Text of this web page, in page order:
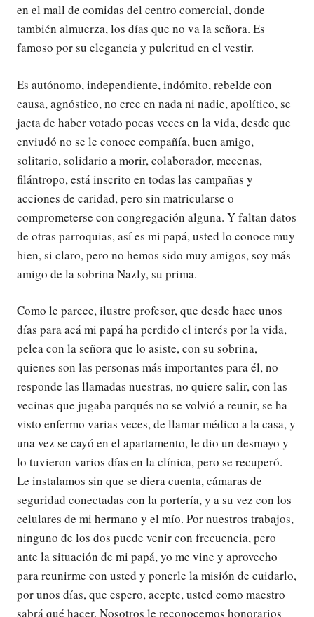
en el mall de comidas del centro comercial, donde
también almuerza, los días que no va la señora. Es
famoso por su elegancia y pulcritud en el vestir.
Es autónomo, independiente, indómito, rebelde con
causa, agnóstico, no cree en nada ni nadie, apolítico, se
jacta de haber votado pocas veces en la vida, desde que
enviudó no se le conoce compañía, buen amigo,
solitario, solidario a morir, colaborador, mecenas,
filántropo, está inscrito en todas las campañas y
acciones de caridad, pero sin matricularse o
comprometerse con congregación alguna. Y faltan datos
de otras parroquias, así es mi papá, usted lo conoce muy
bien, si claro, pero no hemos sido muy amigos, soy más
amigo de la sobrina Nazly, su prima.
Como le parece, ilustre profesor, que desde hace unos
días para acá mi papá ha perdido el interés por la vida,
pelea con la señora que lo asiste, con su sobrina,
quienes son las personas más importantes para él, no
responde las llamadas nuestras, no quiere salir, con las
vecinas que jugaba parqués no se volvió a reunir, se ha
visto enfermo varias veces, de llamar médico a la casa, y
una vez se cayó en el apartamento, le dio un desmayo y
lo tuvieron varios días en la clínica, pero se recuperó.
Le instalamos sin que se diera cuenta, cámaras de
seguridad conectadas con la portería, y a su vez con los
celulares de mi hermano y el mío. Por nuestros trabajos,
ninguno de los dos puede venir con frecuencia, pero
ante la situación de mi papá, yo me vine y aprovecho
para reunirme con usted y ponerle la misión de cuidarlo,
por unos días, que espero, acepte, usted como maestro
sabrá qué hacer. Nosotros le reconocemos honorarios